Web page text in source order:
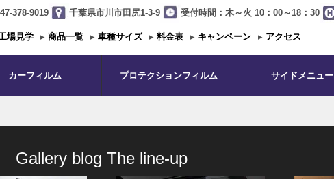
378-9019 千葉県市川市田尻1-3-9 受付時間：木～火 10：00～18：30
場見学 ▸ 商品一覧 ▸ 車種サイズ ▸ 料金表 ▸ キャンペーン ▸ アクセス
カーフィルム プロテクションフィルム サイドメニュー
Gallery blog The line-up